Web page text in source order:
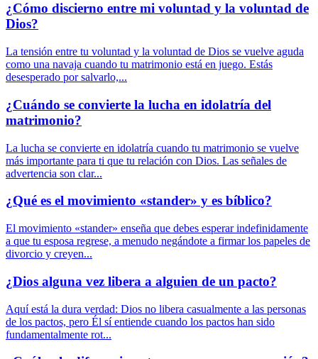
¿Cómo discierno entre mi voluntad y la voluntad de
Dios?
La tensión entre tu voluntad y la voluntad de Dios se vuelve aguda
como una navaja cuando tu matrimonio está en juego. Estás
desesperado por salvarlo,...
¿Cuándo se convierte la lucha en idolatría del
matrimonio?
La lucha se convierte en idolatría cuando tu matrimonio se vuelve
más importante para ti que tu relación con Dios. Las señales de
advertencia son clar...
¿Qué es el movimiento «stander» y es bíblico?
El movimiento «stander» enseña que debes esperar indefinidamente
a que tu esposa regrese, a menudo negándote a firmar los papeles de
divorcio y creyen...
¿Dios alguna vez libera a alguien de un pacto?
Aquí está la dura verdad: Dios no libera casualmente a las personas
de los pactos, pero Él sí entiende cuando los pactos han sido
fundamentalmente rot...